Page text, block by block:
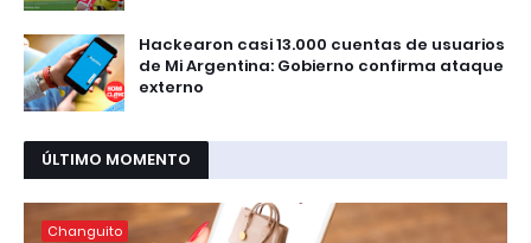
Hackearon casi 13.000 cuentas de usuarios
de Mi Argentina: Gobierno confirma ataque
externo
ÚLTIMO MOMENTO
Changuito